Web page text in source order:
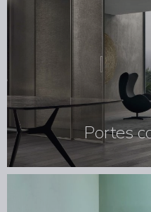
Portes